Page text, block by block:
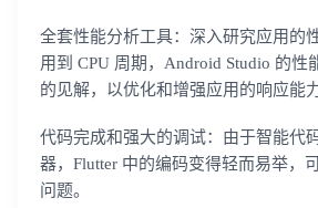
全套性能分析工具：深入研究应用的
用到 CPU 周期，Android Studio 的性
的见解，以优化和增强应用的响应能力
代码完成和强大的调试：由于智能代
器，Flutter 中的编码变得轻而易举，
问题。